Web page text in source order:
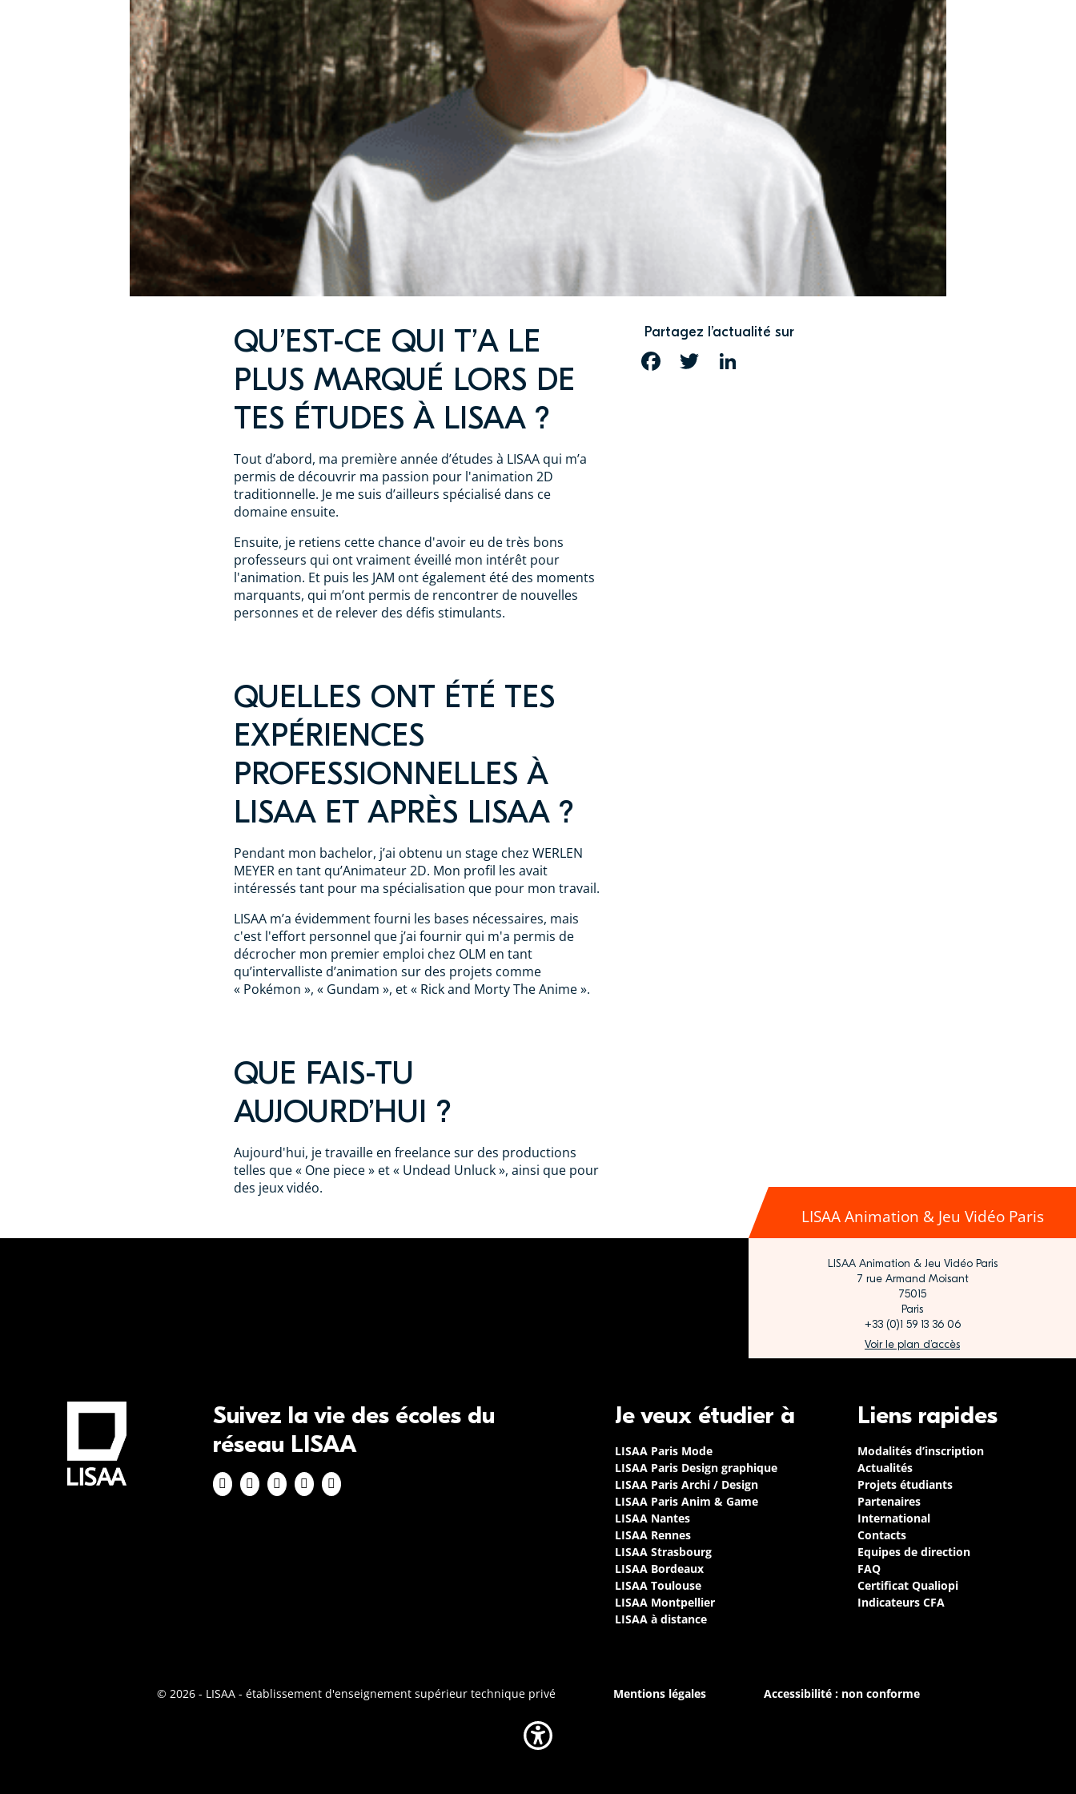
QU’EST-CE QUI T’A LE
PLUS MARQUÉ LORS DE
TES ÉTUDES À LISAA ?
Tout d’abord, ma première année d’études à LISAA qui m’a
permis de découvrir ma passion pour l'animation 2D
traditionnelle. Je me suis d’ailleurs spécialisé dans ce
domaine ensuite.
Ensuite, je retiens cette chance d'avoir eu de très bons
professeurs qui ont vraiment éveillé mon intérêt pour
l'animation. Et puis les JAM ont également été des moments
marquants, qui m’ont permis de rencontrer de nouvelles
personnes et de relever des défis stimulants.
QUELLES ONT ÉTÉ TES
EXPÉRIENCES
PROFESSIONNELLES À
LISAA ET APRÈS LISAA ?
Pendant mon bachelor, j’ai obtenu un stage chez WERLEN
MEYER en tant qu’Animateur 2D. Mon profil les avait
intéressés tant pour ma spécialisation que pour mon travail.
LISAA m’a évidemment fourni les bases nécessaires, mais
c'est l'effort personnel que j’ai fournir qui m'a permis de
décrocher mon premier emploi chez OLM en tant
qu’intervalliste d’animation sur des projets comme
« Pokémon », « Gundam », et « Rick and Morty The Anime ».
QUE FAIS-TU
AUJOURD’HUI ?
Aujourd'hui, je travaille en freelance sur des productions
telles que « One piece » et « Undead Unluck », ainsi que pour
des jeux vidéo.
Partagez l’actualité sur
FACEBOOKTWITTER
LISAA Animation & Jeu Vidéo Paris
LISAA Animation & Jeu Vidéo Paris
7 rue Armand Moisant
75015
Paris
+33 (0)1 59 13 36 06
Voir le plan d’accès
Suivez la vie des écoles du
réseau LISAA
Je veux étudier à
LISAA Paris Mode
LISAA Paris Design graphique
LISAA Paris Archi / Design
LISAA Paris Anim & Game
LISAA Nantes
LISAA Rennes
LISAA Strasbourg
LISAA Bordeaux
LISAA Toulouse
LISAA Montpellier
LISAA à distance
Liens rapides
Modalités d’inscription
Actualités
Projets étudiants
Partenaires
International
Contacts
Equipes de direction
FAQ
Certificat Qualiopi
Indicateurs CFA
© 2026 - LISAA - établissement d'enseignement supérieur technique privé Mentions légales Accessibilité : non conforme